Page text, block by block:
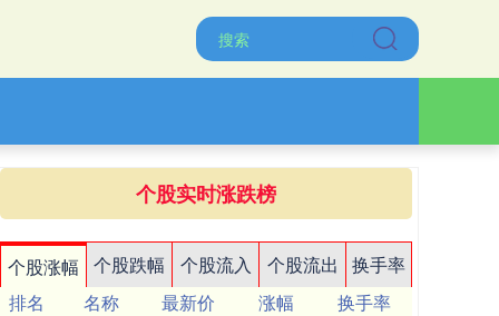
个股实时涨跌榜
个股涨幅 个股跌幅 个股流入 个股流出
换手率
排名
名称 最新价 涨幅
换手率